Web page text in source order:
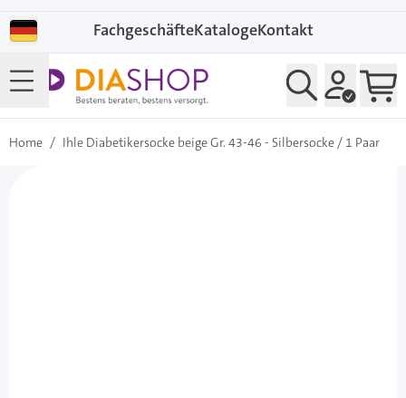
FachgeschäfteKatalogeKontakt
Home / Ihle Diabetikersocke beige Gr. 43-46 - Silbersocke / 1 Paar